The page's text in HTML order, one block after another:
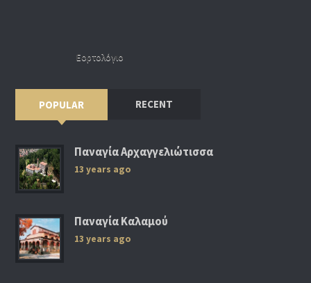
Εορτολόγιο
POPULAR RECENT
Παναγία Αρχαγγελιώτισσα
13 years ago
Παναγία Καλαμού
13 years ago